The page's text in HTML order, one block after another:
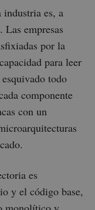
es, a
Las empresas
por la
para leer
todo
componente
con un
es
y el código base,